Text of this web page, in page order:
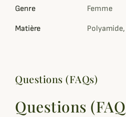
Genre Femme
Matière
Questions (FAQs)
Questions